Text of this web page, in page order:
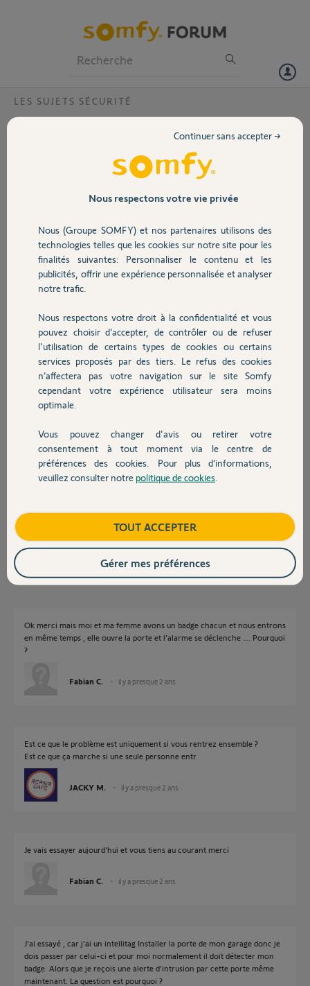
Volet
Sécurité
Domotique
Chauffage
Autres produits
Devis avec un pro
Contact
LES SUJETS SÉCURITÉ
Bonjour,j’aimerai savoir si tous les badges (j’en ai 3) peuvent être
détectés au moment de rentrer chez moi pour désactiver l’alarme ! Et
si oui j’ai deux porte d’entré différente avec chacun un intellitag
dessus, donc comment cela fonctionne ? Merci pour une réponse .
Merci,
Fabian C.
il y a presque 2 ans
Participer au fil de discussion
Réponses
Bonsoir Fabian
premier qui lui répond pour désactiver l'alarme et il détectera ensuite la
présence des autres.
Deux portes d' entrée pas de problème si vous ne les ouvrez pas
simultanément.
d'informations sur l'origine.
JACKY M. il y a presque 2 ans
Ok merci mais moi et ma femme avons un badge chacun et nous entrons
en même temps , elle ouvre la porte et l’alarme se déclenche …. Pourquoi
?
Fabian C. il y a presque 2 ans
Est ce que le problème est uniquement si vous rentrez ensemble ?
Est ce que ça marche si une seule personne entr
JACKY M. il y a presque 2 ans
Je vais essayer aujourd’hui et vous tiens au courant merci
Fabian C. il y a presque 2 ans
J’ai essayé , car j’ai un intellitag Installer la porte de mon garage donc je
dois passer par celui-ci et pour moi normalement il doit détecter mon
badge. Alors que je reçois une alerte d’intrusion par cette porte même
maintenant. La question est pourquoi ?
Nous respectons votre vie privée
Nous (Groupe SOMFY) et nos partenaires utilisons des
technologies telles que les cookies sur notre site pour les
finalités suivantes: Personnaliser le contenu et les
publicités, offrir une expérience personnalisée et analyser
notre trafic.
Nous respectons votre droit à la confidentialité et vous
pouvez choisir d’accepter, de contrôler ou de refuser
l'utilisation de certains types de cookies ou certains
services proposés par des tiers. Le refus des cookies
n’affectera pas votre navigation sur le site Somfy
cependant votre expérience utilisateur sera moins
optimale.
Vous pouvez changer d'avis ou retirer votre
consentement à tout moment via le centre de
préférences des cookies. Pour plus d’informations,
veuillez consulter notre politique de cookies
Continuer sans accepter →
TOUT ACCEPTER
Gérer mes préférences